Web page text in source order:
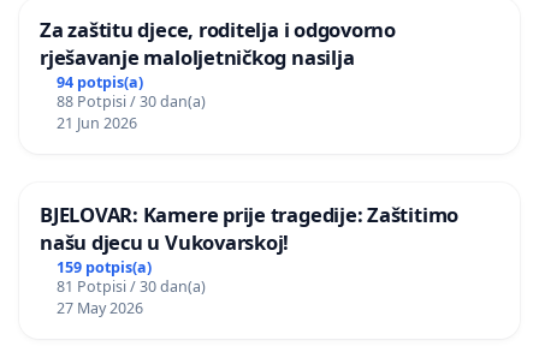
Za zaštitu djece, roditelja i odgovorno
rješavanje maloljetničkog nasilja
94 potpis(a)
88 Potpisi / 30 dan(a)
21 Jun 2026
BJELOVAR: Kamere prije tragedije: Zaštitimo
našu djecu u Vukovarskoj!
159 potpis(a)
81 Potpisi / 30 dan(a)
27 May 2026